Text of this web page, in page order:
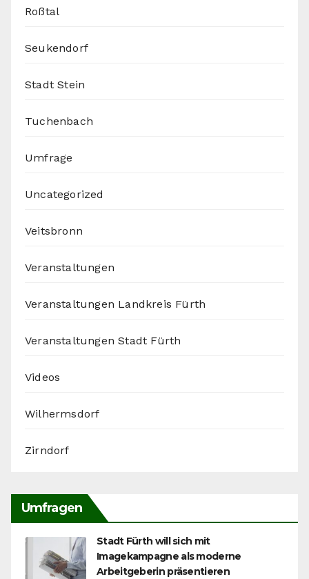
Roßtal
Seukendorf
Stadt Stein
Tuchenbach
Umfrage
Uncategorized
Veitsbronn
Veranstaltungen
Veranstaltungen Landkreis Fürth
Veranstaltungen Stadt Fürth
Videos
Wilhermsdorf
Zirndorf
Umfragen
Stadt Fürth will sich mit
Imagekampagne als moderne
Arbeitgeberin präsentieren